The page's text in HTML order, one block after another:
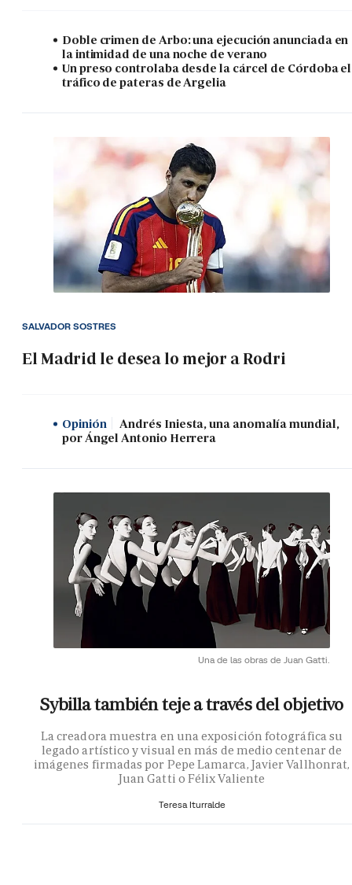
Doble crimen de Arbo: una ejecución anunciada en
la intimidad de una noche de verano
Un preso controlaba desde la cárcel de Córdoba el
tráfico de pateras de Argelia
El Madrid le desea lo mejor a Rodri
SALVADOR SOSTRES
Opinión
Andrés Iniesta, una anomalía mundial,
por Ángel Antonio Herrera
Una de las obras de Juan Gatti.
Sybilla también teje a través del objetivo
La creadora muestra en una exposición fotográfica su
legado artístico y visual en más de medio centenar de
imágenes firmadas por Pepe Lamarca, Javier Vallhonrat,
Juan Gatti o Félix Valiente
Teresa Iturralde